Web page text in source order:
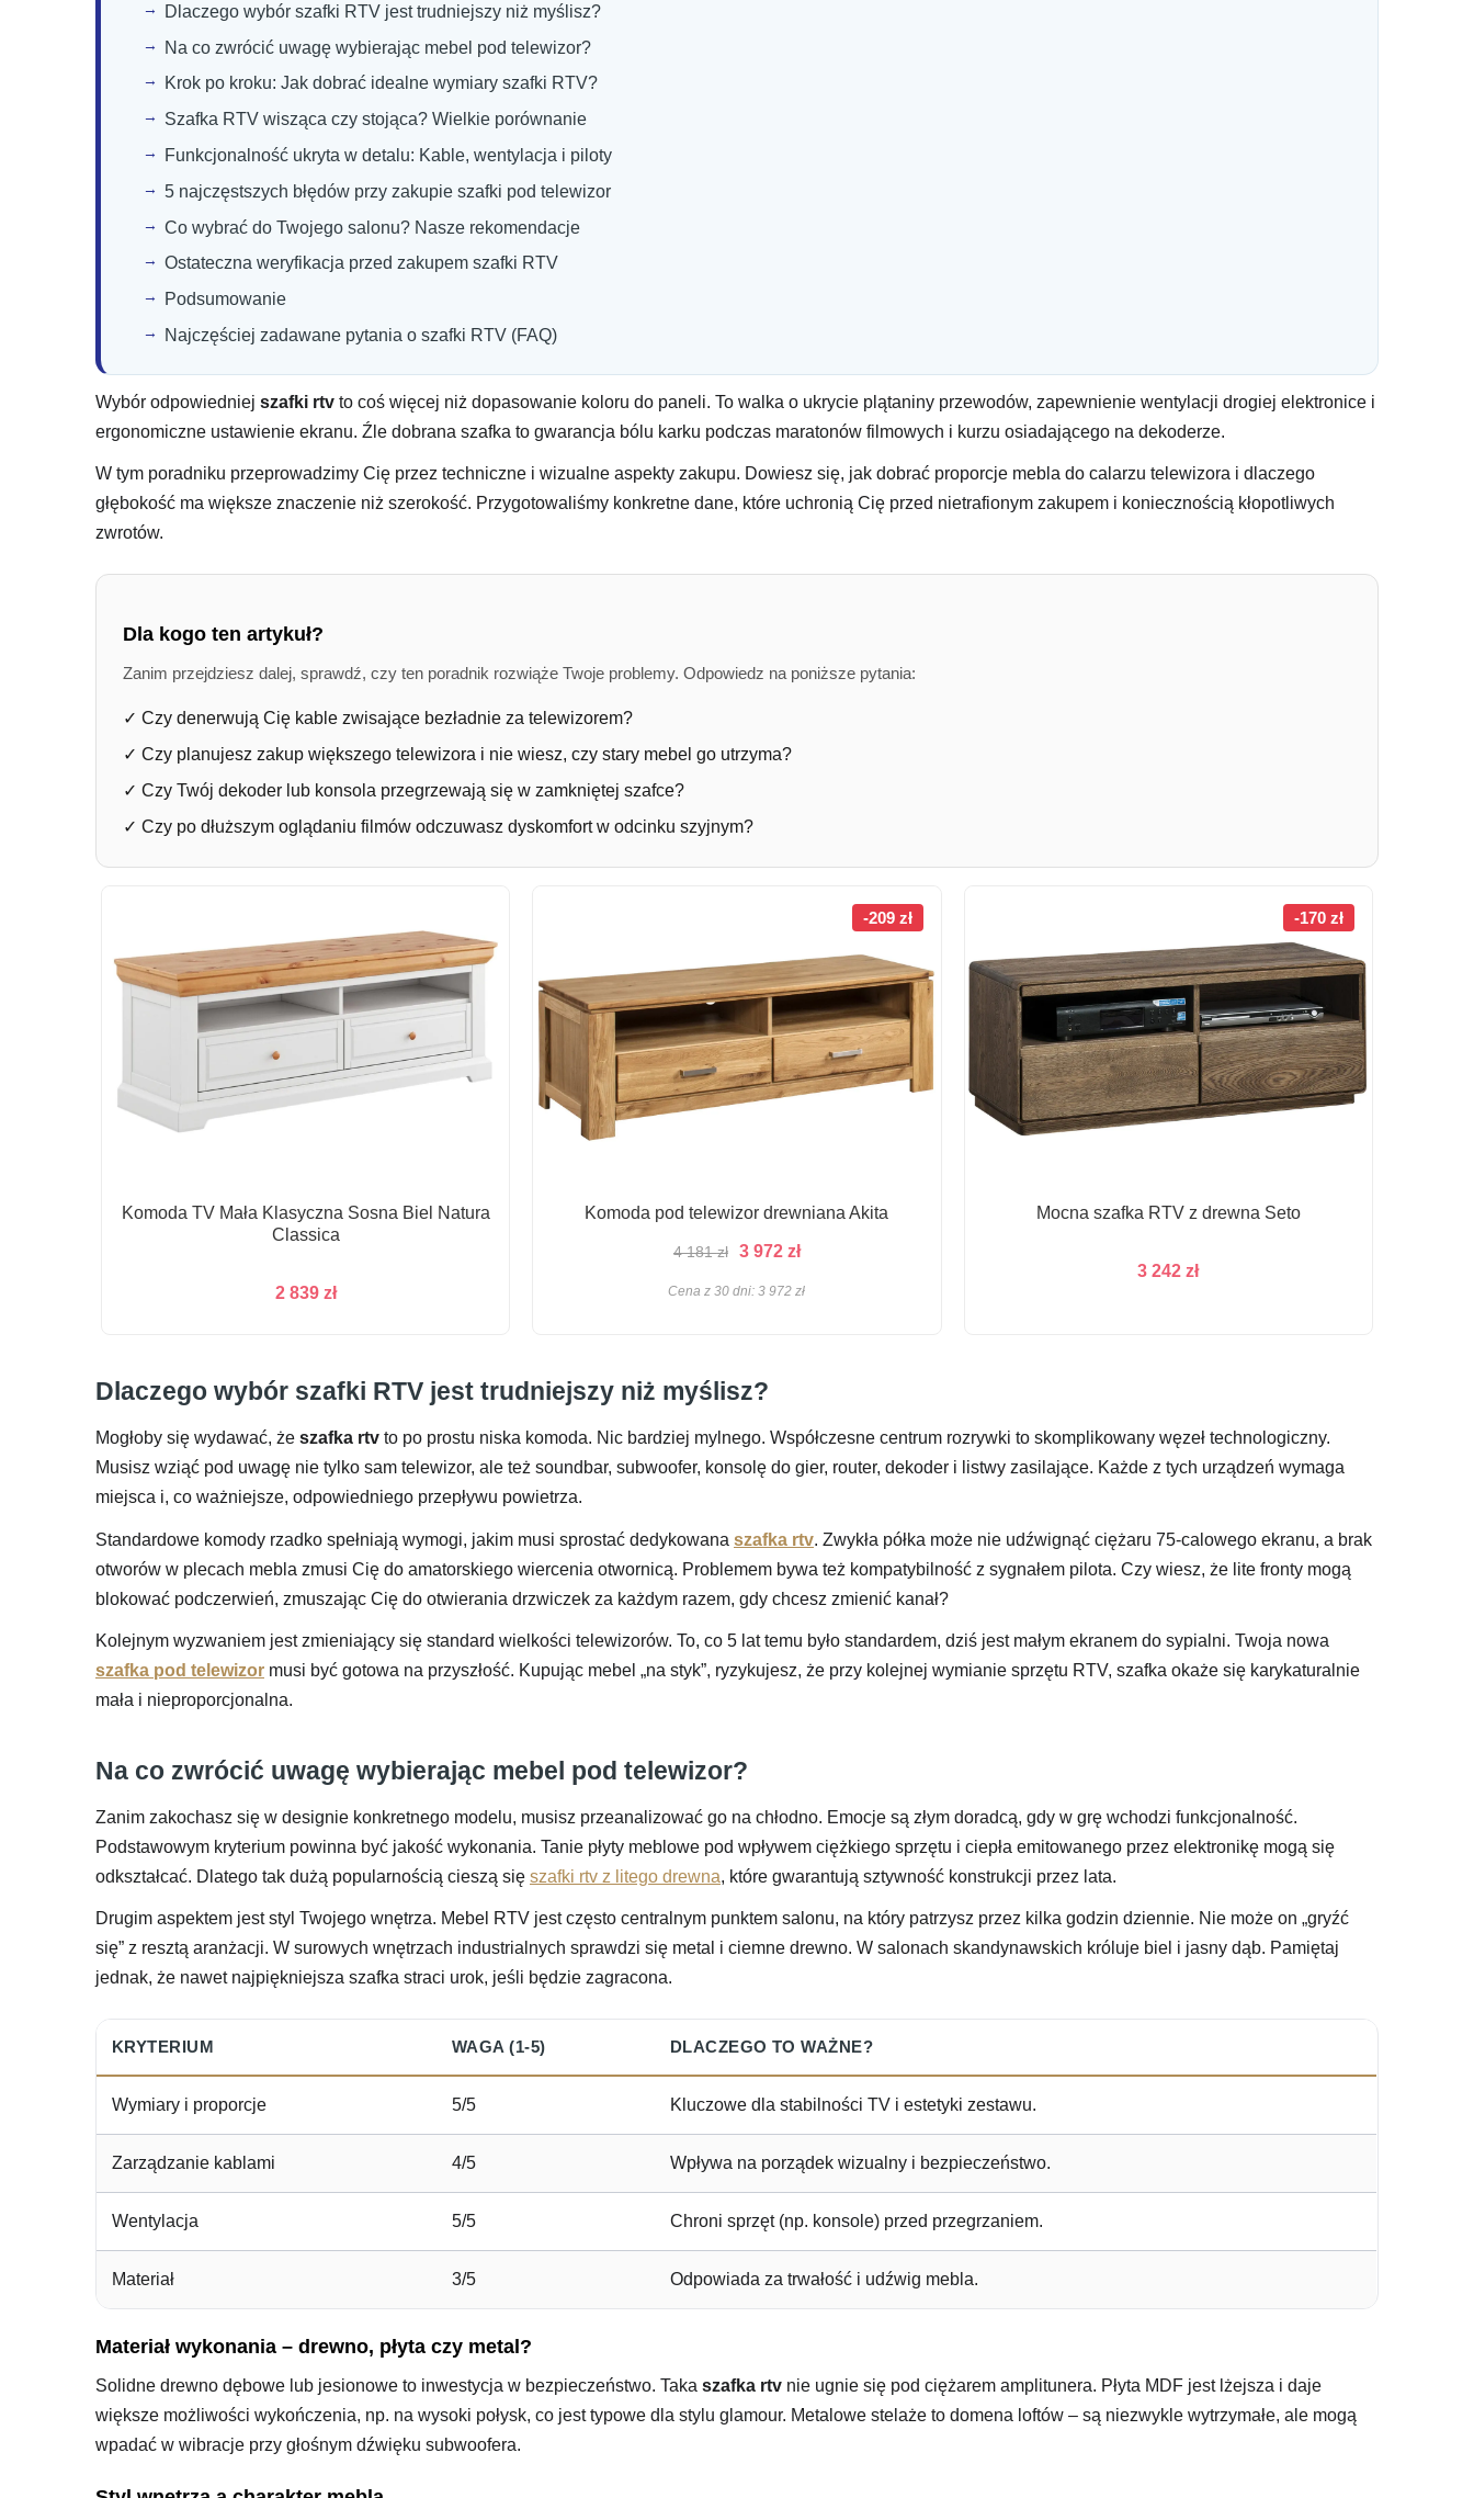
Dlaczego wybór szafki RTV jest trudniejszy niż myślisz?
Na co zwrócić uwagę wybierając mebel pod telewizor?
Krok po kroku: Jak dobrać idealne wymiary szafki RTV?
Szafka RTV wisząca czy stojąca? Wielkie porównanie
Funkcjonalność ukryta w detalu: Kable, wentylacja i piloty
5 najczęstszych błędów przy zakupie szafki pod telewizor
Co wybrać do Twojego salonu? Nasze rekomendacje
Ostateczna weryfikacja przed zakupem szafki RTV
Podsumowanie
Najczęściej zadawane pytania o szafki RTV (FAQ)
Wybór odpowiedniej szafki rtv to coś więcej niż dopasowanie koloru do paneli. To walka o ukrycie plątaniny przewodów, zapewnienie wentylacji drogiej elektronice i
ergonomiczne ustawienie ekranu. Źle dobrana szafka to gwarancja bólu karku podczas maratonów filmowych i kurzu osiadającego na dekoderze.
W tym poradniku przeprowadzimy Cię przez techniczne i wizualne aspekty zakupu. Dowiesz się, jak dobrać proporcje mebla do calarzu telewizora i dlaczego
głębokość ma większe znaczenie niż szerokość. Przygotowaliśmy konkretne dane, które uchronią Cię przed nietrafionym zakupem i koniecznością kłopotliwych
zwrotów.
Dla kogo ten artykuł?
Zanim przejdziesz dalej, sprawdź, czy ten poradnik rozwiąże Twoje problemy. Odpowiedz na poniższe pytania:
✓ Czy denerwują Cię kable zwisające bezładnie za telewizorem?
✓ Czy planujesz zakup większego telewizora i nie wiesz, czy stary mebel go utrzyma?
✓ Czy Twój dekoder lub konsola przegrzewają się w zamkniętej szafce?
✓ Czy po dłuższym oglądaniu filmów odczuwasz dyskomfort w odcinku szyjnym?
Komoda TV Mała Klasyczna Sosna Biel Natura
Classica
2 839 zł
-209 zł
Komoda pod telewizor drewniana Akita
4 181zł
Pierwotna
3 972 złAktualna
Cena z 30 dni:3 972zł
-170 zł
Mocna szafka RTV z drewna Seto
3 242zł
Dlaczego wybór szafki RTV jest trudniejszy niż myślisz?
Mogłoby się wydawać, że szafka rtv to po prostu niska komoda. Nic bardziej mylnego. Współczesne centrum rozrywki to skomplikowany węzeł technologiczny.
Musisz wziąć pod uwagę nie tylko sam telewizor, ale też soundbar, subwoofer, konsolę do gier, router, dekoder i listwy zasilające. Każde z tych urządzeń wymaga
miejsca i, co ważniejsze, odpowiedniego przepływu powietrza.
Standardowe komody rzadko spełniają wymogi, jakim musi sprostać dedykowana szafka rtv. Zwykła półka może nie udźwignąć ciężaru 75-calowego ekranu, a brak
otworów w plecach mebla zmusi Cię do amatorskiego wiercenia otwornicą. Problemem bywa też kompatybilność z sygnałem pilota. Czy wiesz, że lite fronty mogą
blokować podczerwień, zmuszając Cię do otwierania drzwiczek za każdym razem, gdy chcesz zmienić kanał?
Kolejnym wyzwaniem jest zmieniający się standard wielkości telewizorów. To, co 5 lat temu było standardem, dziś jest małym ekranem do sypialni. Twoja nowa
szafka pod telewizor musi być gotowa na przyszłość. Kupując mebel „na styk”, ryzykujesz, że przy kolejnej wymianie sprzętu RTV, szafka okaże się karykaturalnie
mała i nieproporcjonalna.
Na co zwrócić uwagę wybierając mebel pod telewizor?
Zanim zakochasz się w designie konkretnego modelu, musisz przeanalizować go na chłodno. Emocje są złym doradcą, gdy w grę wchodzi funkcjonalność.
Podstawowym kryterium powinna być jakość wykonania. Tanie płyty meblowe pod wpływem ciężkiego sprzętu i ciepła emitowanego przez elektronikę mogą się
odkształcać. Dlatego tak dużą popularnością cieszą się szafki rtv z litego drewna, które gwarantują sztywność konstrukcji przez lata.
Drugim aspektem jest styl Twojego wnętrza. Mebel RTV jest często centralnym punktem salonu, na który patrzysz przez kilka godzin dziennie. Nie może on „gryźć
się” z resztą aranżacji. W surowych wnętrzach industrialnych sprawdzi się metal i ciemne drewno. W salonach skandynawskich króluje biel i jasny dąb. Pamiętaj
jednak, że nawet najpiękniejsza szafka straci urok, jeśli będzie zagracona.
KRYTERIUM WAGA (1-5) DLACZEGO TO WAŻNE?
Wymiary i proporcje 5/5 Kluczowe dla stabilności TV i estetyki zestawu.
Zarządzanie kablami 4/5 Wpływa na porządek wizualny i bezpieczeństwo.
Wentylacja 5/5 Chroni sprzęt (np. konsole) przed przegrzaniem.
Materiał 3/5 Odpowiada za trwałość i udźwig mebla.
Materiał wykonania – drewno, płyta czy metal?
Solidne drewno dębowe lub jesionowe to inwestycja w bezpieczeństwo. Taka szafka rtv nie ugnie się pod ciężarem amplitunera. Płyta MDF jest lżejsza i daje
większe możliwości wykończenia, np. na wysoki połysk, co jest typowe dla stylu glamour. Metalowe stelaże to domena loftów – są niezwykle wytrzymałe, ale mogą
wpadać w wibracje przy głośnym dźwięku subwoofera.